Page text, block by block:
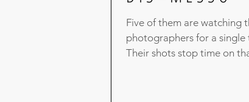
Five of them are watching
photographers for a single
Their shots stop time on